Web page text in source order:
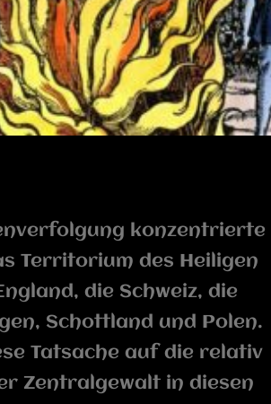
konzentrierte
Territorium des Heiligen
die Schweiz, die
Schottland und Polen.
Tatsache auf die relativ
Zentralgewalt in diesen